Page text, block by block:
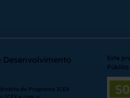
Desenvolvimento
do Programa ICEX
Este